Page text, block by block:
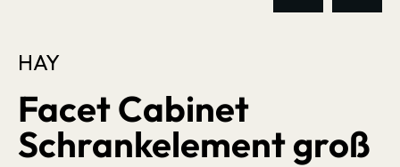
HAY
Facet Cabinet
Schrankelement groß